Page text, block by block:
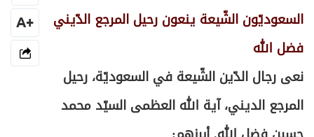
السعوديّون الشّيعة ينعون رحيل المرجع الدّيني
فضل الله
نعى رجال الدّين الشّيعة في السعوديّة، رحيل
المرجع الديني، آية الله العظمى السيّد محمد
+A